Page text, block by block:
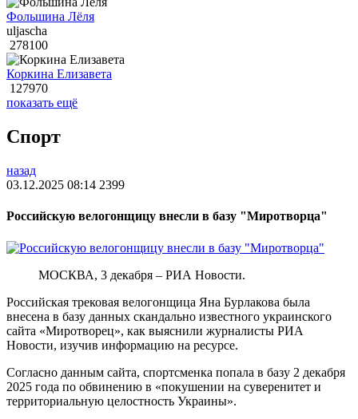
Фольшина Лёля
uljascha
278100
Коркина Елизавета
127970
показать ещё
Спорт
назад
03.12.2025 08:14 2399
Российскую велогонщицу внесли в базу "Миротворца"
МОСКВА, 3 декабря – РИА Новости.
Российская трековая велогонщица Яна Бурлакова была
внесена в базу данных скандально известного украинского
сайта «Миротворец», как выяснили журналисты РИА
Новости, изучив информацию на ресурсе.
Согласно данным сайта, спортсменка попала в базу 2 декабря
2025 года по обвинению в «покушении на суверенитет и
территориальную целостность Украины».